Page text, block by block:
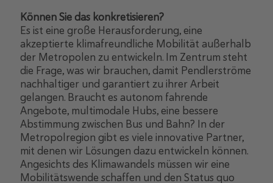
Können Sie das konkretisieren?
Es ist eine große Herausforderung, eine
akzeptierte klimafreundliche Mobilität außerhalb
der Metropolen zu entwickeln. Im Zentrum steht
die Frage, was wir brauchen, damit Pendlerströme
nachhaltiger und garantiert zu ihrer Arbeit
gelangen. Braucht es autonom fahrende
Angebote, multimodale Hubs, eine bessere
Abstimmung zwischen Bus und Bahn? In der
Metropolregion gibt es viele innovative Partner,
mit denen wir Lösungen dazu entwickeln können.
Angesichts des Klimawandels müssen wir eine
Mobilitätswende schaffen und den Status quo